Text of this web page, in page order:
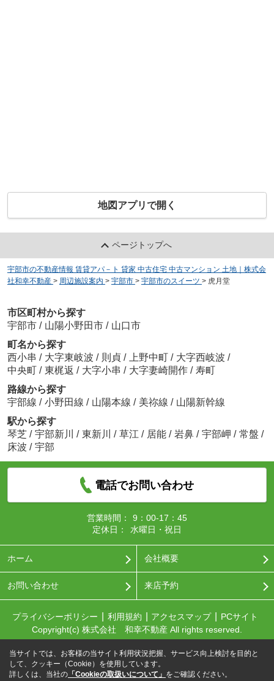
地図アプリで開く
ページトップへ
宇部市の不動産情報 賃貸アパ－ト 貸家 中古住宅 中古マンション 土地｜株式会
社和幸不動産 > 周辺施設案内 > 宇部市 > 宇部市のスイーツ > 虎月堂
市区町村から探す
宇部市 / 山陽小野田市 / 山口市
町名から探す
西小串 / 大字東岐波 / 則貞 / 上野中町 / 大字西岐波 /
中央町 / 東梶返 / 大字小串 / 大字妻崎開作 / 寿町
路線から探す
宇部線 / 小野田線 / 山陽本線 / 美祢線 / 山陽新幹線
駅から探す
琴芝 / 宇部新川 / 東新川 / 草江 / 居能 / 岩鼻 / 宇部岬 / 常盤 /
床波 / 宇部
電話でお問い合わせ
営業時間：
9：00-17：45
定休日：
水曜日・祝日
ホーム 会社概要
お問い合わせ 来店予約
プライバシーポリシー 利用規約 アクセスマップ
PCサイト
Copyright(c) 株式会社 和幸不動産 All rights reserved.
当サイトでは、お客様の当サイト利用状況把握、サービス向上検討を目的と
して、クッキー（Cookie）を使用しています。
詳しくは、当社の 「Cookieの取扱いについて」 をご確認ください。